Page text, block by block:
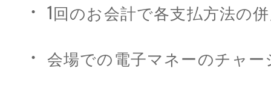
1回のお会計で各支払方法の
会場での電子マネーのチャ